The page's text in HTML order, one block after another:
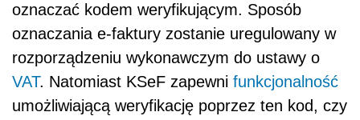
oznaczać kodem weryfikującym. Sposób
oznaczania e-faktury zostanie uregulowany w
rozporządzeniu wykonawczym do ustawy o
VAT. Natomiast KSeF zapewni funkcjonalność
umożliwiającą weryfikację poprzez ten kod, czy